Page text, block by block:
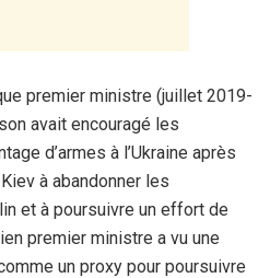
premier ministre (juillet 2019-
avait encouragé les
d’armes à l’Ukraine après
à abandonner les
et à poursuivre un effort de
premier ministre a vu une
un proxy pour poursuivre